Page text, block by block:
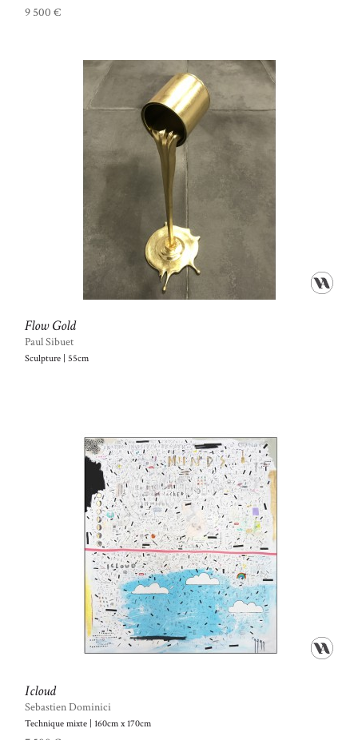
9 500 €
Flow Gold
Paul Sibuet
Sculpture | 55cm
Icloud
Sebastien Dominici
Technique mixte | 160cm x 170cm